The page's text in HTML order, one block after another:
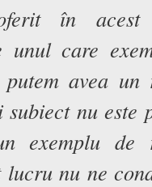
în
unul care
avea un
nu este
exemplu de
lucru nu ne